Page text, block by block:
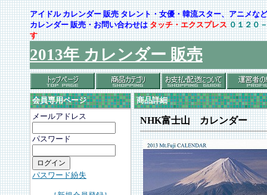
アイドル カレンダー 販売 タレント・女優・韓流スター、アニメ
カレンダー 販売・お問い合わせはタッチ・エクスプレス ０１２０
す
2013年 カレンダー 販売
会員専用ページ
メールアドレス
パスワード
パスワード紛失
商品詳細
NHK富士山 カレンダー